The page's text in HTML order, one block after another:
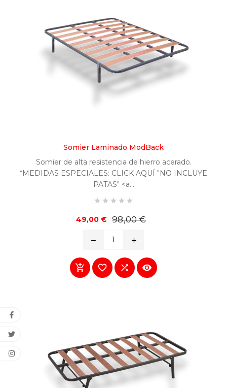
Somier Laminado ModBack
Somier de alta resistencia de hierro acerado.
*MEDIDAS ESPECIALES: CLICK AQUÍ "NO INCLUYE
PATAS" <a...
    
49,00 € 98,00 €
remove add
   